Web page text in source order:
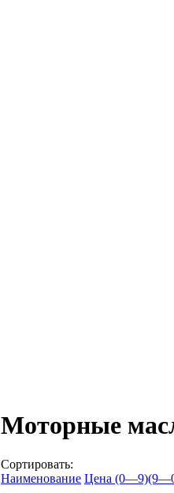
Моторные
Сортировать:
Наименование Цена (0—9)